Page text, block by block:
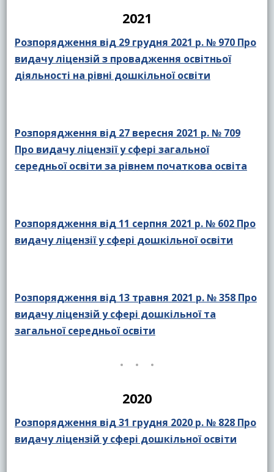
2021
Розпорядження від 29 грудня 2021 р. № 970 Про
видачу ліцензій з провадження освітньої
діяльності на рівні дошкільної освіти
Розпорядження від 27 вересня 2021 р. № 709
Про видачу ліцензії у сфері загальної
середньої освіти за рівнем початкова освіта
Розпорядження від 11 серпня 2021 р. № 602 Про
видачу ліцензії у сфері дошкільної освіти
Розпорядження від 13 травня 2021 р. № 358 Про
видачу ліцензій у сфері дошкільної та
загальної середньої освіти
2020
Розпорядження від 31 грудня 2020 р. № 828 Про
видачу ліцензій у сфері дошкільної освіти